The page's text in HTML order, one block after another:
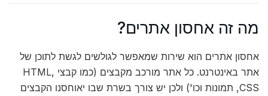
מה זה אחסון אתרים?
אחסון אתרים הוא שירות שמאפשר לגולשים לגשת לתוכן של
אתר באינטרנט. כל אתר מורכב מקבצים (כמו קבצי HTML,
CSS, תמונות וכו') ולכן יש צורך בשרת שבו יאוחסנו הקבצים